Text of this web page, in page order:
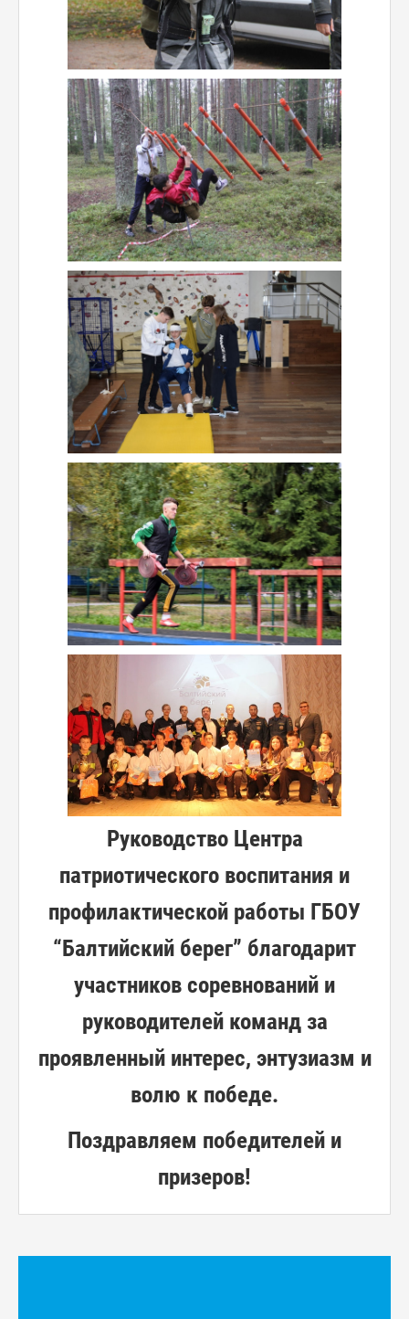
Руководство Центра
патриотического воспитания и
профилактической работы ГБОУ
“Балтийский берег” благодарит
участников соревнований и
руководителей команд за
проявленный интерес, энтузиазм и
волю к победе.
Поздравляем победителей и
призеров!